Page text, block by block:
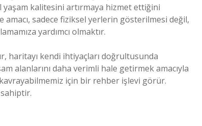
yaşam kalitesini artırmaya hizmet ettiğini
sadece fiziksel yerlerin gösterilmesi değil,
yardımcı olmaktır.
kendi ihtiyaçları doğrultusunda
alanlarını daha verimli hale getirmek amacıyla
için bir rehber işlevi görür.